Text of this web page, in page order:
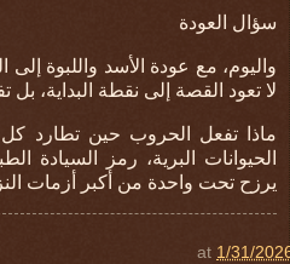
سؤال العودة
واليوم، مع عودة الأسد واللبوة
لا تعود القصة إلى نقطة البداية، بل
ماذا تفعل الحروب حين تطارد
الحيوانات البرية، رمز السيادة
يرزح تحت واحدة من أكبر أزمات
at 1/31/